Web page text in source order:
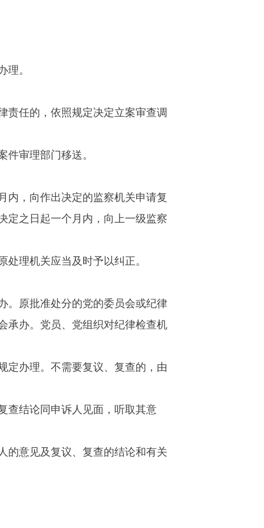
。
任的，依照规定决定立案审查调
审理部门移送。
，向作出决定的监察机关申请复
定之日起一个月内，向上一级监察
理机关应当及时予以纠正。
原批准处分的党的委员会或纪律
承办。党员、党组织对纪律检查机
办理。不需要复议、复查的，由
结论同申诉人见面，听取其意
意见及复议、复查的结论和有关